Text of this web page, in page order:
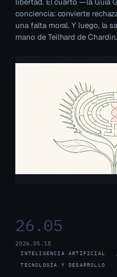
conciencia: convierte
una falta moral. Y luego, la
mano de Teilhard de Chardin.
26.05
2026.05.18
INTELIGENCIA ARTIFICIAL
TECNOLOGÍA Y DESARROLLO